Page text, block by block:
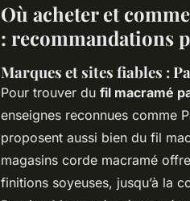
Où acheter et
: recommandations
Marques et sites fiables :
Pour trouver du fil macramé
enseignes reconnues comme
proposent aussi bien du fil
magasins corde macramé
finitions soyeuses, jusqu’à la